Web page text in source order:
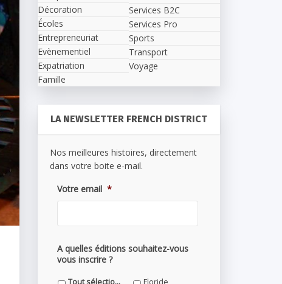
Décoration
Écoles
Entrepreneuriat
Evènementiel
Expatriation
Famille
Services B2C
Services Pro
Sports
Transport
Voyage
LA NEWSLETTER FRENCH DISTRICT
Nos meilleures histoires, directement
dans votre boite e-mail.
Votre email *
A quelles éditions souhaitez-vous
vous inscrire ?